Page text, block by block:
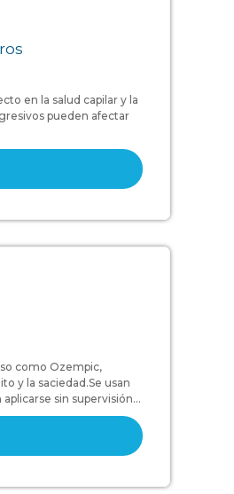
en la salud capilar y la
pueden afectar
como Ozempic,
y la saciedad.Se usan
sin supervisión...